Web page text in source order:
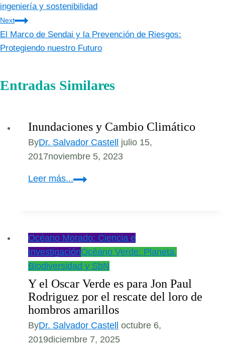
entradas
ingeniería y sostenibilidad
Next
El Marco de Sendai y la Prevención de Riesgos:
Protegiendo nuestro Futuro
Entradas Similares
Inundaciones y Cambio Climático
ByDr. Salvador Castell
julio 15,
2017noviembre 5, 2023
Leer más...Inundaciones
Océano Morado: Ciencia e
InvestigaciónOcéano Verde: Planeta,
Biodiversidad y SbN
Y el Oscar Verde es para Jon Paul
Rodriguez por el rescate del loro de
hombros amarillos
ByDr. Salvador Castell octubre 6,
2019diciembre 7, 2025